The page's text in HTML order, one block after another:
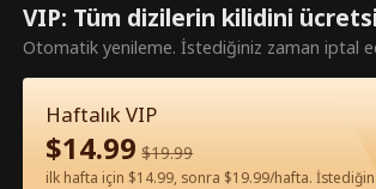
Bunlar ücretli bölümler.
için kilidi açın.
60 Şimdi Kilidi Aç
VIP: Tüm dizilerin kilidini
Otomatik yenileme. İstediğiniz zaman iptal
Haftalık VIP
$14.99 $19.99
ilk hafta için $14.99, sonra $19.99/hafta.